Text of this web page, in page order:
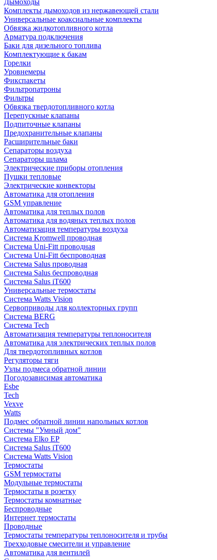
Комплекты дымоходов из нержавеющей стали
Универсальные коаксиальные комплекты
Обвязка жидкотопливного котла
Арматура подключения
Баки для дизельного топлива
Комплектующие к бакам
Горелки
Уровнемеры
Фикспакеты
Фильтропатроны
Фильтры
Обвязка твердотопливного котла
Перепускные клапаны
Подпиточные клапаны
Предохранительные клапаны
Расширительные баки
Сепараторы воздуха
Сепараторы шлама
Электрические приборы отопления
Пушки тепловые
Электрические конвекторы
Автоматика для отопления
GSM управление
Автоматика для теплых полов
Автоматика для водяных теплых полов
Автоматизация температуры воздуха
Система Kromwell проводная
Система Uni-Fitt проводная
Система Uni-Fitt беспроводная
Система Salus проводная
Система Salus беспроводная
Система Salus iT600
Универсальные термостаты
Система Watts Vision
Сервоприводы для коллекторных групп
Система BERG
Система Tech
Автоматизация температуры теплоносителя
Автоматика для электрических теплых полов
Для твердотопливных котлов
Регуляторы тяги
Узлы подмеса обратной линии
Погодозависимая автоматика
Esbe
Tech
Vexve
Watts
Подмес обратной линии напольных котлов
Системы "Умный дом"
Система Elko EP
Система Salus iT600
Система Watts Vision
Термостаты
GSM термостаты
Модульные термостаты
Термостаты в розетку
Термостаты комнатные
Беспроводные
Интернет термостаты
Проводные
Термостаты температуры теплоносителя и трубы
Трехходовые смесители и управление
Автоматика для вентилей